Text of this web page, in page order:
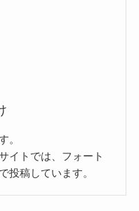
。
イトでは、フォート
投稿しています。